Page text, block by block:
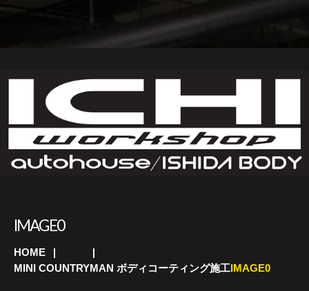
IMAGE0
HOME
MINI COUNTRYMAN ボディコーティング施工IMAGE0